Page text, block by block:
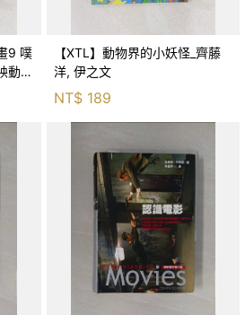
9 噗
動畫
【XTL】動物界的小妖怪_齊藤
洋, 伊之文
NT$ 189